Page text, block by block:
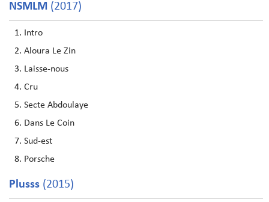
NSMLM (2017)
Intro
Aloura Le Zin
Laisse-nous
Cru
Secte Abdoulaye
Dans Le Coin
Sud-est
Porsche
Plusss (2015)